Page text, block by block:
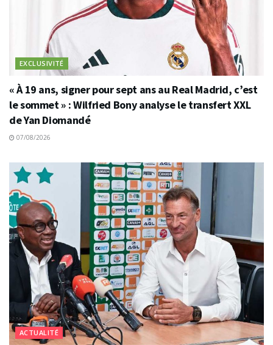
EXCLUSIVITÉ
« À 19 ans, signer pour sept ans au Real Madrid, c’est
le sommet » : Wilfried Bony analyse le transfert XXL
de Yan Diomandé
07/08/2026
ACTUALITÉ